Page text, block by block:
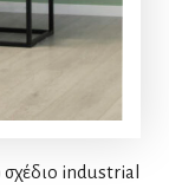
σχέδιο industrial